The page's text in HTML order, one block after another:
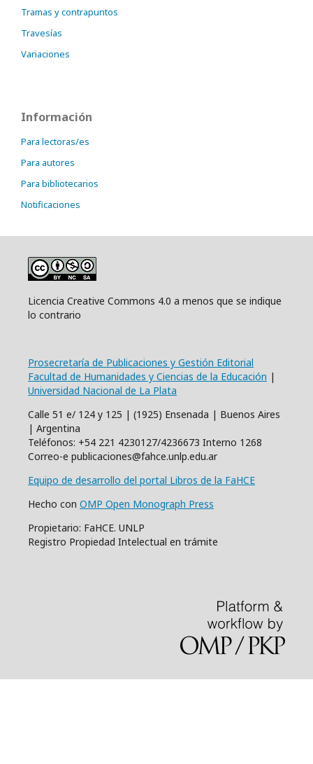
Tramas y contrapuntos
Travesías
Variaciones
Información
Para lectoras/es
Para autores
Para bibliotecarios
Notificaciones
Licencia Creative Commons 4.0 a menos que se indique
lo contrario
Prosecretaría de Publicaciones y Gestión Editorial
Facultad de Humanidades y Ciencias de la Educación |
Universidad Nacional de La Plata
Calle 51 e/ 124 y 125 | (1925) Ensenada | Buenos Aires
| Argentina
Teléfonos: +54 221 4230127/4236673 Interno 1268
Correo-e publicaciones@fahce.unlp.edu.ar
Equipo de desarrollo del portal Libros de la FaHCE
Hecho con OMP Open Monograph Press
Propietario: FaHCE. UNLP
Registro Propiedad Intelectual en trámite